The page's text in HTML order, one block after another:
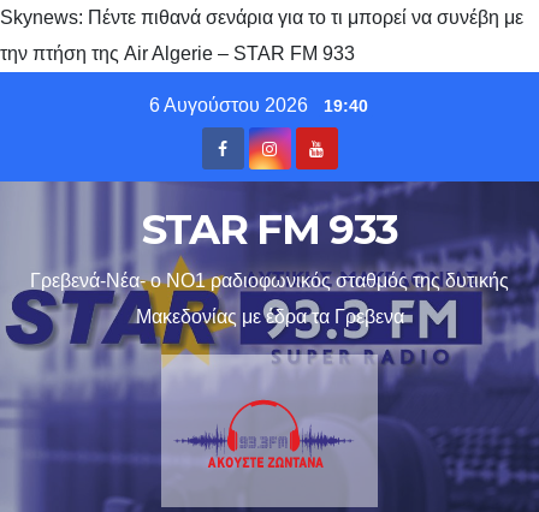
Skynews: Πέντε πιθανά σενάρια για το τι μπορεί να συνέβη με
την πτήση της Air Algerie – STAR FM 933
6 Αυγούστου 2026 19:40
STAR FM 933
Γρεβενά-Νέα- ο ΝΟ1 ραδιοφωνικός σταθμός της δυτικής
Μακεδονίας με έδρα τα Γρεβενα